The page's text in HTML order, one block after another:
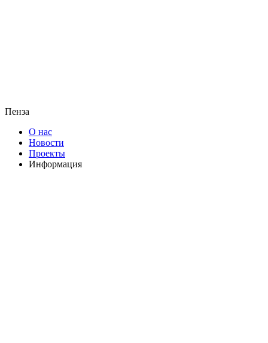
Пенза
О нас
Новости
Проекты
Информация